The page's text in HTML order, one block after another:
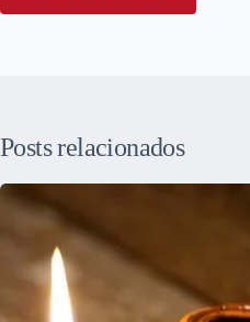
Posts relacionados